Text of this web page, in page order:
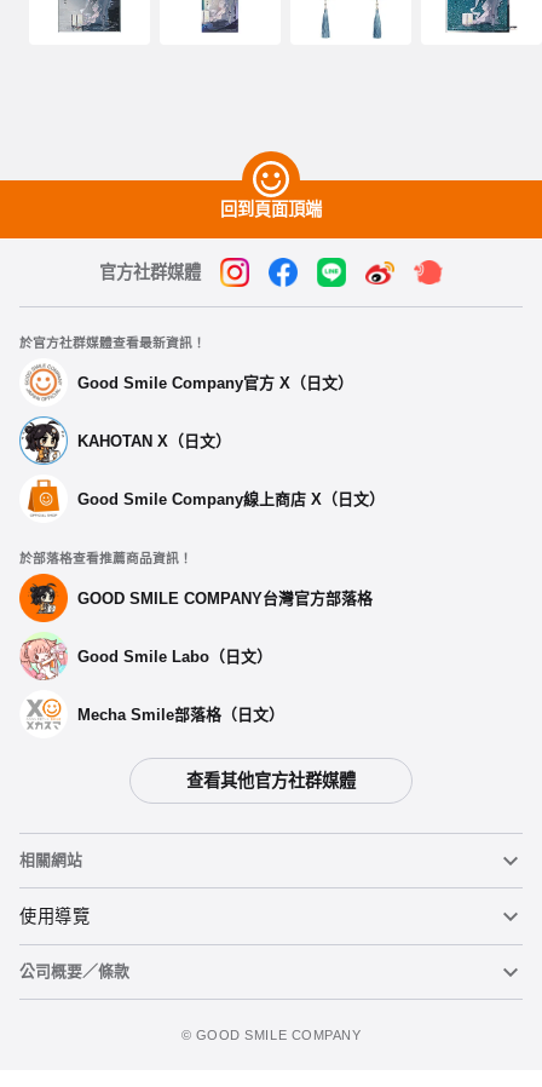
拉麵赤貓 汽車標誌 (1)
2024年12月發售・每人限購3個
拉麵赤貓 汽車標誌 (2)
2024年12月發售・每人限購3個
拉麵赤貓 汽車標誌 (3)
預購期間：2024年10月07日~至 (JST)2024年10月30日
2024年12月發售・每人限購3個
回到頁面頂端
官方社群媒體
於官方社群媒體查看最新資訊！
Good Smile Company官方 X（日文）
KAHOTAN X（日文）
Good Smile Company線上商店 X（日文）
於部落格查看推薦商品資訊！
GOOD SMILE COMPANY台灣官方部落格
Good Smile Labo（日文）
Mecha Smile部落格（日文）
查看其他官方社群媒體
相關網站
黏土人
黏土人臉部製造機（英文）
使用導覽
重要公告
公司概要／條款
©️ GOOD SMILE COMPANY